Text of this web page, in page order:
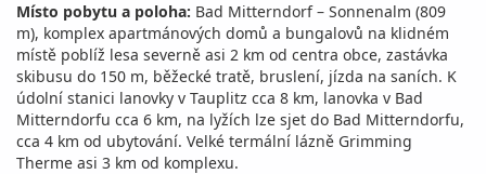
Místo pobytu a poloha: Bad Mitterndorf – Sonnenalm (809
m), komplex apartmánových domů a bungalovů na klidném
místě poblíž lesa severně asi 2 km od centra obce, zastávka
skibusu do 150 m, běžecké tratě, bruslení, jízda na saních. K
údolní stanici lanovky v Tauplitz cca 8 km, lanovka v Bad
Mitterndorfu cca 6 km, na lyžích lze sjet do Bad Mitterndorfu,
cca 4 km od ubytování. Velké termální lázně Grimming
Therme asi 3 km od komplexu.